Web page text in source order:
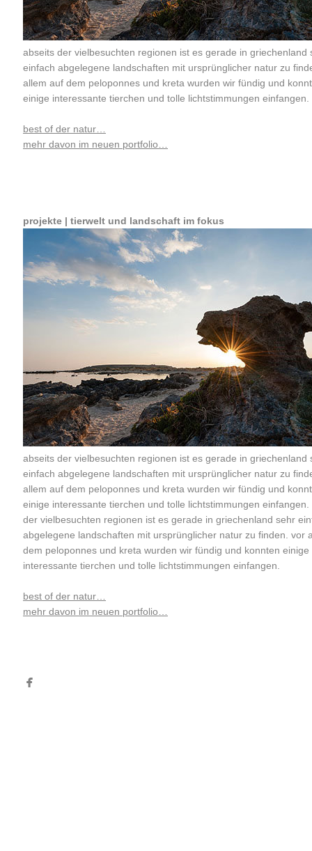
abseits der vielbesuchten regionen ist es gerade in griechenland
einfach abgelegene landschaften mit ursprünglicher natur zu
allem auf dem peloponnes und kreta wurden wir fündig und
einige interessante tierchen und tolle lichtstimmungen einfangen.
best of der natur…
mehr davon im neuen portfolio…
projekte | tierwelt und landschaft im fokus
abseits der vielbesuchten regionen ist es gerade in griechenland
einfach abgelegene landschaften mit ursprünglicher natur zu
allem auf dem peloponnes und kreta wurden wir fündig und
einige interessante tierchen und tolle lichtstimmungen einfangen.
der vielbesuchten regionen ist es gerade in griechenland sehr
abgelegene landschaften mit ursprünglicher natur zu finden. vor
dem peloponnes und kreta wurden wir fündig und konnten einige
interessante tierchen und tolle lichtstimmungen einfangen.
best of der natur…
mehr davon im neuen portfolio…